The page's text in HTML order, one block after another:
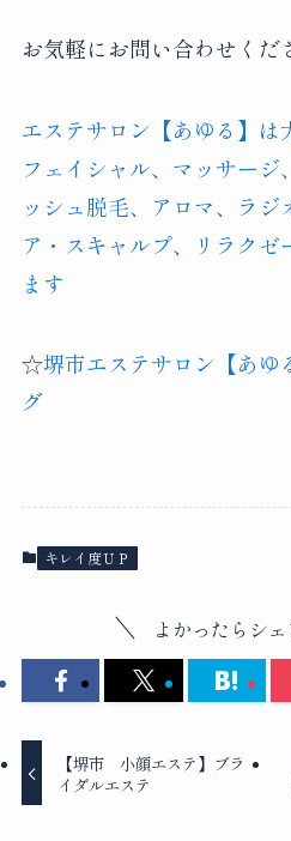
お気軽にお問い合わせく
エステサロン【あゆる】
フェイシャル、マッサージ
ッシュ脱毛、アロマ、ラジ
ア・スキャルプ、リラクゼ
ます
☆堺市エステサロン【あゆ
グ
キレイ度ＵＰ
よかったらシ
【堺市 小顔エステ】ブラ
イダルエステ